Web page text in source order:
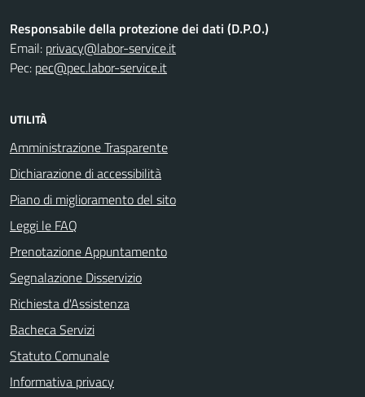
Responsabile della protezione dei dati (D.P.O.)
Email: privacy@labor-service.it
Pec: pec@pec.labor-service.it
UTILITÀ
Amministrazione Trasparente
Dichiarazione di accessibilità
Piano di miglioramento del sito
Leggi le FAQ
Prenotazione Appuntamento
Segnalazione Disservizio
Richiesta d'Assistenza
Bacheca Servizi
Statuto Comunale
Informativa privacy